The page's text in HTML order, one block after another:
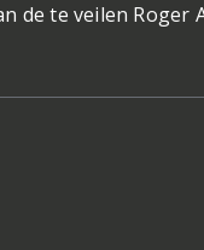
de te veilen Roger